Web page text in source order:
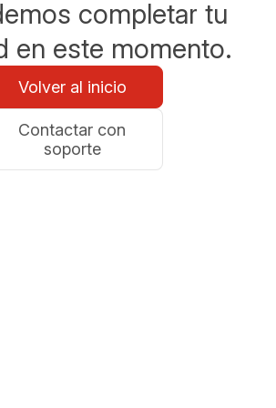
completar tu
en este momento.
Volver al inicio
Contactar con
soporte